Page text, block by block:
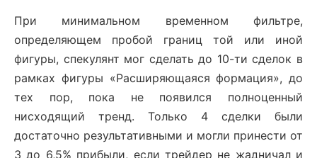
При минимальном временном фильтре,
определяющем пробой границ той или иной
фигуры, спекулянт мог сделать до 10-ти сделок в
рамках фигуры «Расширяющаяся формация», до
тех пор, пока не появился полноценный
нисходящий тренд. Только 4 сделки были
достаточно результативными и могли принести от
3 до 6,5% прибыли, если трейдер не жадничал и